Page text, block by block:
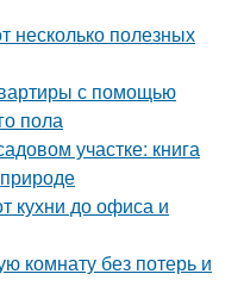
несколько полезных
с помощью
пола
участке: книга
кухни до офиса и
комнату без потерь и